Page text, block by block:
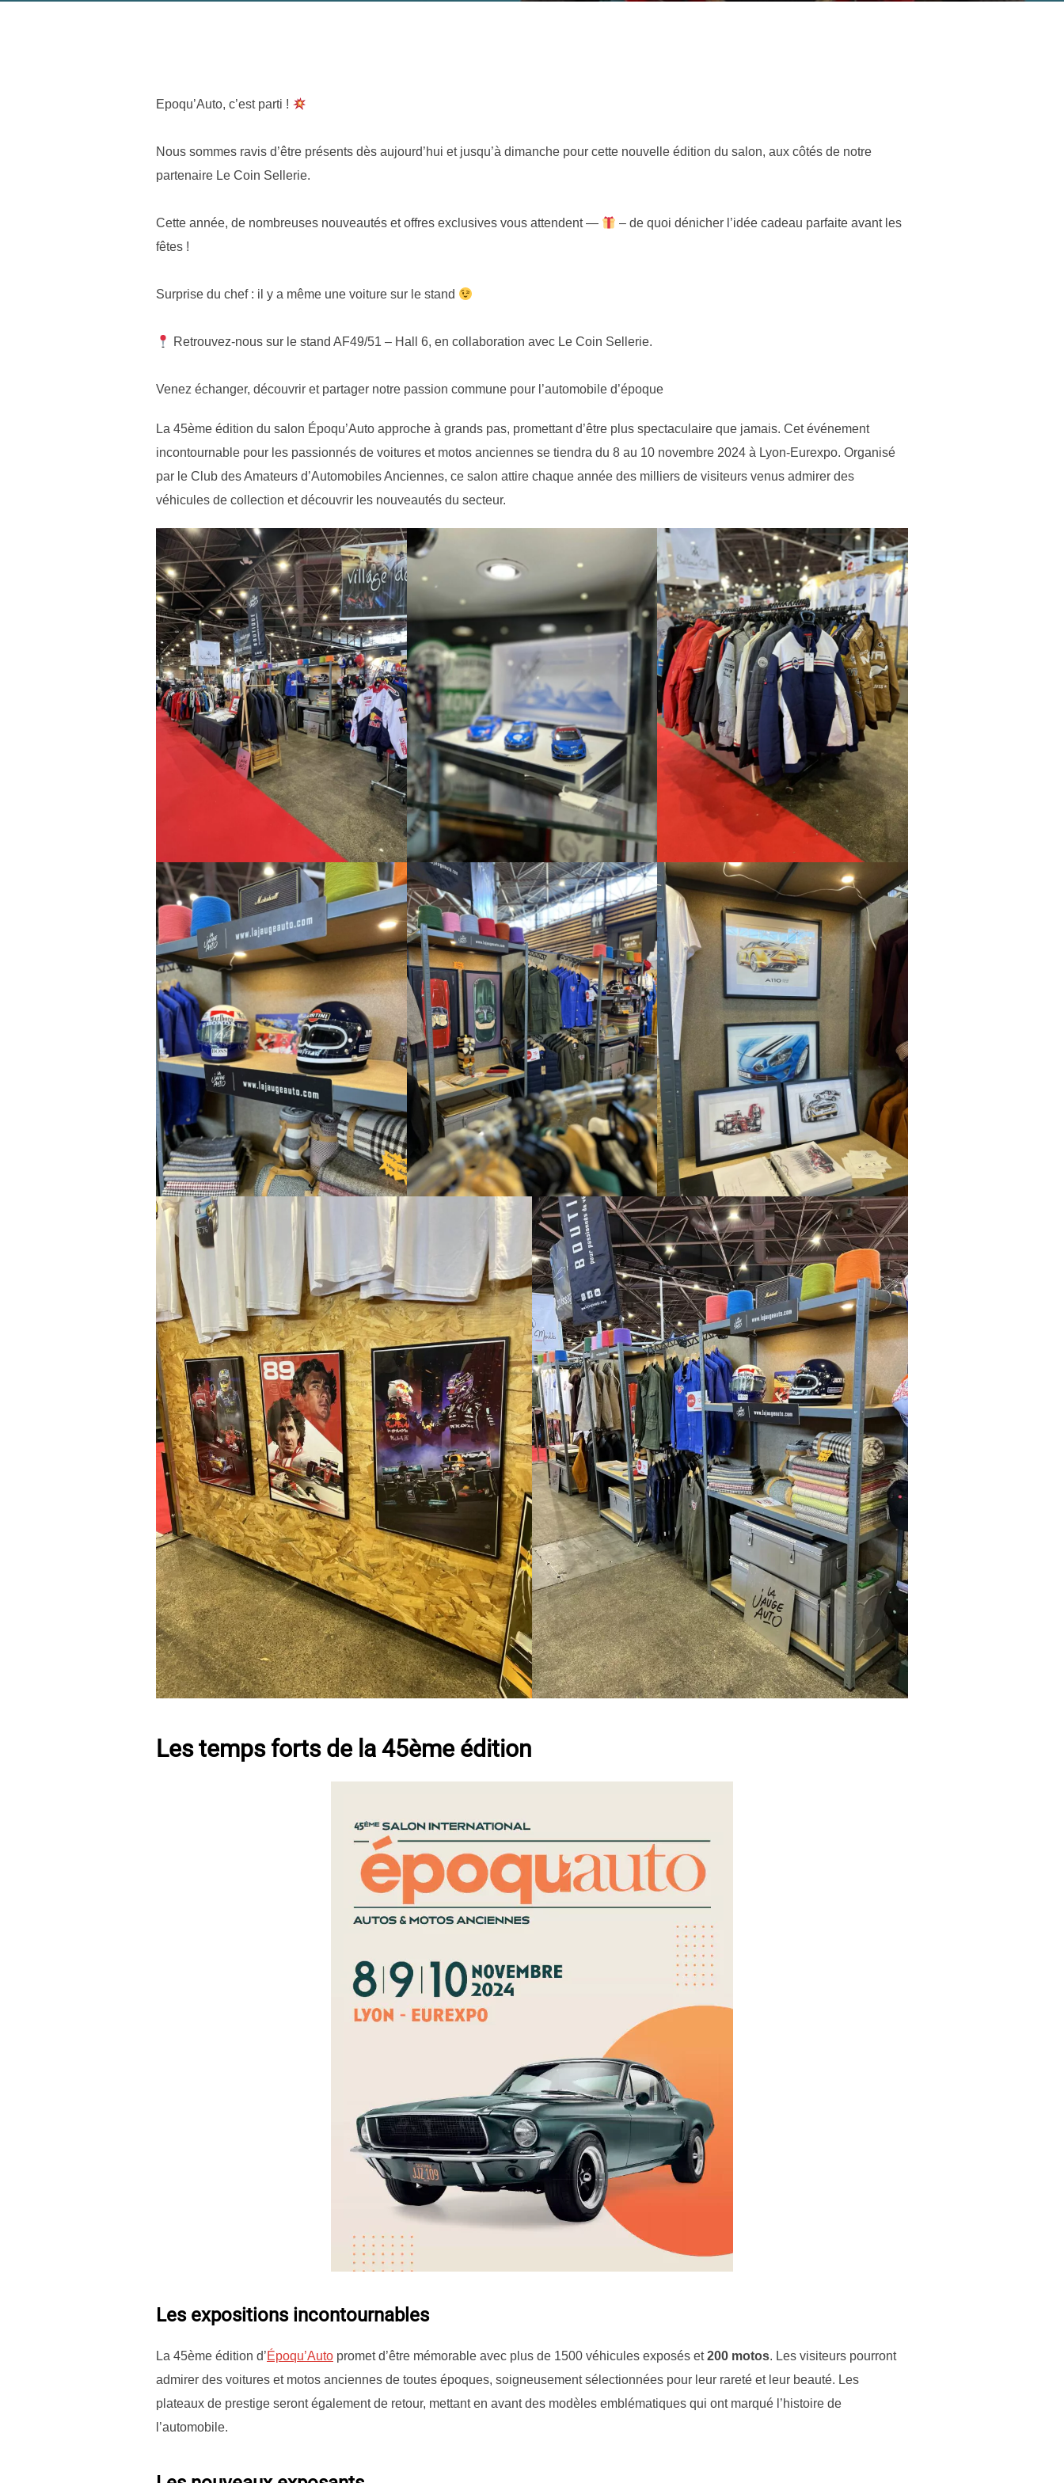
Epoqu’Auto, c’est parti !
Nous sommes ravis d’être présents dès aujourd’hui et jusqu’à dimanche pour cette nouvelle édition du salon, aux côtés de notre
partenaire Le Coin Sellerie.
Cette année, de nombreuses nouveautés et offres exclusives vous attendent —
– de quoi dénicher l’idée cadeau parfaite avant les
fêtes !
Surprise du chef : il y a même une voiture sur le stand
Retrouvez-nous sur le stand AF49/51 – Hall 6, en collaboration avec Le Coin Sellerie.
Venez échanger, découvrir et partager notre passion commune pour l’automobile d’époque
La 45ème édition du salon Époqu’Auto approche à grands pas, promettant d’être plus spectaculaire que jamais. Cet événement
incontournable pour les passionnés de voitures et motos anciennes se tiendra du 8 au 10 novembre 2024 à Lyon-Eurexpo. Organisé
par le Club des Amateurs d’Automobiles Anciennes, ce salon attire chaque année des milliers de visiteurs venus admirer des
véhicules de collection et découvrir les nouveautés du secteur.
Les temps forts de la 45ème édition
Les expositions incontournables
La 45ème édition d’Époqu’Auto promet d’être mémorable avec plus de 1500 véhicules exposés et200 motos. Les visiteurs pourront
admirer des voitures et motos anciennes de toutes époques, soigneusement sélectionnées pour leur rareté et leur beauté. Les
plateaux de prestige seront également de retour, mettant en avant des modèles emblématiques qui ont marqué l’histoire de
l’automobile.